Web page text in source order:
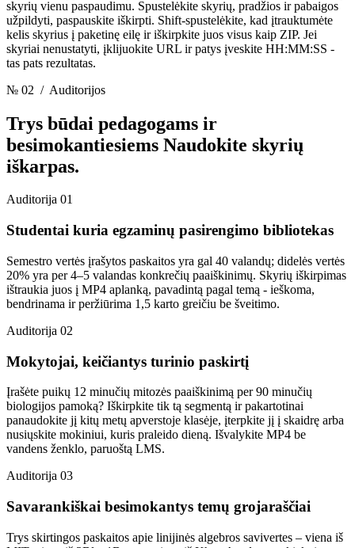
skyrių vienu paspaudimu. Spustelėkite skyrių, pradžios ir pabaigos
užpildyti, paspauskite iškirpti. Shift-spustelėkite, kad įtrauktumėte
kelis skyrius į paketinę eilę ir iškirpkite juos visus kaip ZIP. Jei
skyriai nenustatyti, įklijuokite URL ir patys įveskite HH:MM:SS -
tas pats rezultatas.
№ 02 / Auditorijos
Trys būdai pedagogams ir
besimokantiesiems Naudokite skyrių
iškarpas.
Auditorija 01
Studentai kuria egzaminų pasirengimo bibliotekas
Semestro vertės įrašytos paskaitos yra gal 40 valandų; didelės vertės
20% yra per 4–5 valandas konkrečių paaiškinimų. Skyrių iškirpimas
ištraukia juos į MP4 aplanką, pavadintą pagal temą - ieškoma,
bendrinama ir peržiūrima 1,5 karto greičiu be šveitimo.
Auditorija 02
Mokytojai, keičiantys turinio paskirtį
Įrašėte puikų 12 minučių mitozės paaiškinimą per 90 minučių
biologijos pamoką? Iškirpkite tik tą segmentą ir pakartotinai
panaudokite jį kitų metų apverstoje klasėje, įterpkite jį į skaidrę arba
nusiųskite mokiniui, kuris praleido dieną. Išvalykite MP4 be
vandens ženklo, paruoštą LMS.
Auditorija 03
Savarankiškai besimokantys temų grojaraščiai
Trys skirtingos paskaitos apie linijinės algebros savivertes – viena iš